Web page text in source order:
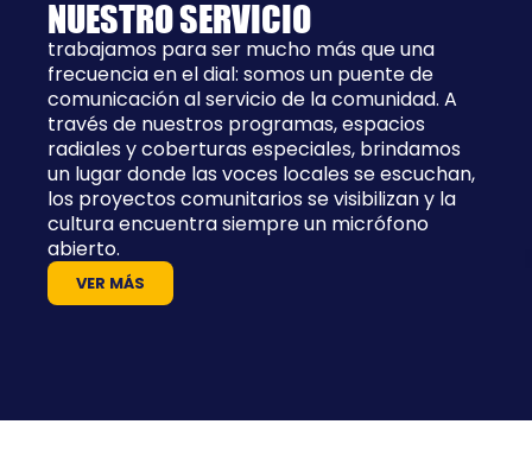
NUESTRO SERVICIO
trabajamos para ser mucho más que una
frecuencia en el dial: somos un puente de
comunicación al servicio de la comunidad. A
través de nuestros programas, espacios
radiales y coberturas especiales, brindamos
un lugar donde las voces locales se escuchan,
los proyectos comunitarios se visibilizan y la
cultura encuentra siempre un micrófono
abierto.
VER MÁS